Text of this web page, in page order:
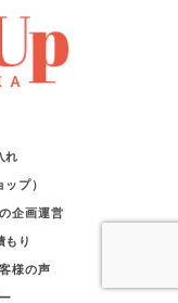
れ
プ）
企画運営
もり
様の声